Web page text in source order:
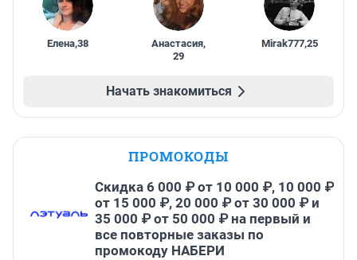
Елена,38 Анастасия,
29
Mirak777,25
Начать знакомиться
ПРОМОКОДЫ
Скидка 6 000 ₽ от 10 000 ₽, 10 000 ₽
от 15 000 ₽, 20 000 ₽ от 30 000 ₽ и
35 000 ₽ от 50 000 ₽ на первый и
все повторные заказы по
промокоду НАБЕРИ